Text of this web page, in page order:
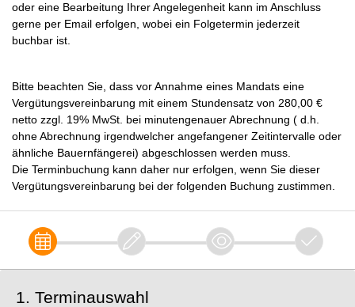
oder eine Bearbeitung Ihrer Angelegenheit kann im Anschluss
gerne per Email erfolgen, wobei ein Folgetermin jederzeit
buchbar ist.
Bitte beachten Sie, dass vor Annahme eines Mandats eine
Vergütungsvereinbarung mit einem Stundensatz von 280,00 €
netto zzgl. 19% MwSt. bei minutengenauer Abrechnung ( d.h.
ohne Abrechnung irgendwelcher angefangener Zeitintervalle oder
ähnliche Bauernfängerei) abgeschlossen werden muss.
Die Terminbuchung kann daher nur erfolgen, wenn Sie dieser
Vergütungsvereinbarung bei der folgenden Buchung zustimmen.
1. Terminauswahl